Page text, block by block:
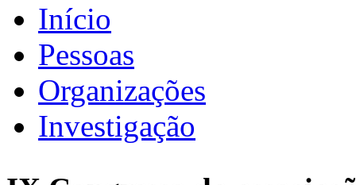
Início
Pessoas
Organizações
Investigação